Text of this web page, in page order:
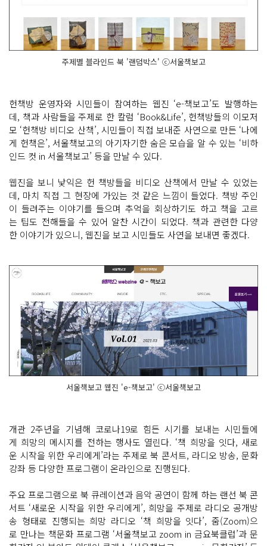
주제별 블라인드 북 '랜덤박스' ⓒ서울책보고
헌책방 운영자와 시민들이 참여하는 웹진 ‘e-책보고’도 발행하는
데, 책과 사람들을 주제로 한 칼럼 ‘Book&Life’, 헌책방들의 이모저
모 ‘헌책방 비디오 산책’, 시민들이 직접 보내준 사연으로 만든 ‘나에
게 헌책은’, 서울책보고의 아기자기한 숨은 모습을 알 수 있는 ‘비하
인드 컷 in 서울책보고’ 등을 만날 수 있다.
웹진을 보니 낯익은 헌 책방들을 비디오 산책에서 만날 수 있었는
데, 마치 직접 그 현장에 가있는 것 같은 느낌이 들었다. 책방 주인
이 들려주는 이야기를 들으며 추억을 회상하기도 하고 책을 고르
는 팁도 전해들을 수 있어 알찬 시간이 되었다. 책과 관련한 다양
한 이야기가 있으니, 웹진을 보고 시민들도 사연을 보내면 좋겠다.
서울책보고 웹진 'e-책보고' ⓒ서울책보고
개관 2주년을 기념해 코로나19로 힘든 시기를 보내는 시민들에
게 희망의 메시지를 전하는 행사도 열린다. ‘책 희망을 잇다, 새로
운 시작을 위한 우리에게’라는 주제로 북 콘서트, 라디오 방송, 문화
강좌 등 다양한 프로그램이 온라인으로 진행된다.
주요 프로그램으로 북 큐레이션과 음악 공연이 함께 하는 랜선 북 콘
서트 ‘새로운 시작을 위한 우리에게’, 희망을 주제로 라디오 공개방
송 형태로 진행되는 희망 라디오 ‘책 희망을 잇다’, 줌(Zoom)으
로 만나는 책문화 프로그램 ‘서울책보고 zoom in 금요북클럽’과 문